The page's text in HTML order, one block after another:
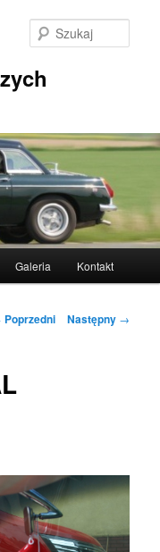
Galeria Kontakt
Poprzedni Następny →